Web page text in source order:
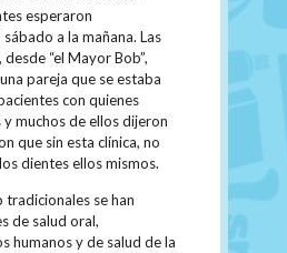
esperaron
a la mañana. Las
“el Mayor Bob”,
pareja que se estaba
con quienes
muchos de ellos dijeron
que sin esta clínica, no
dientes ellos mismos.
tradicionales se han
de salud oral,
humanos y de salud de la